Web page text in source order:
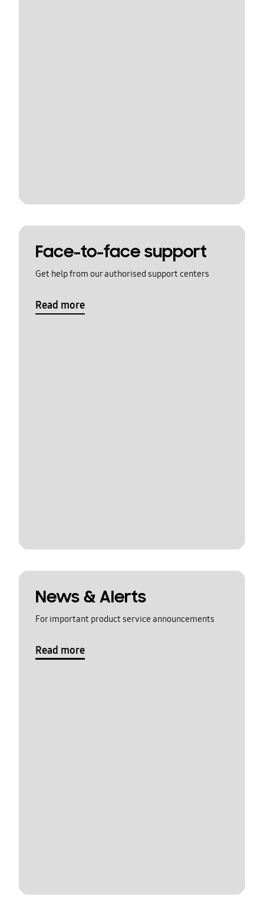
Face-to-face support
Get help from our authorised support centers
Read more
News & Alerts
For important product service announcements
Read more